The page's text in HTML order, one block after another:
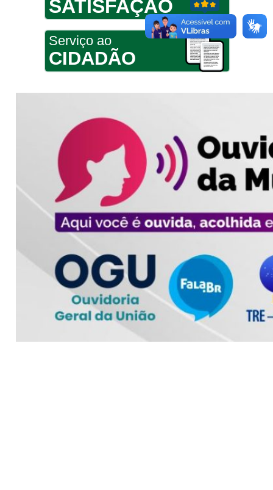
SATISFAÇÃO
Serviço ao
CIDADÃO